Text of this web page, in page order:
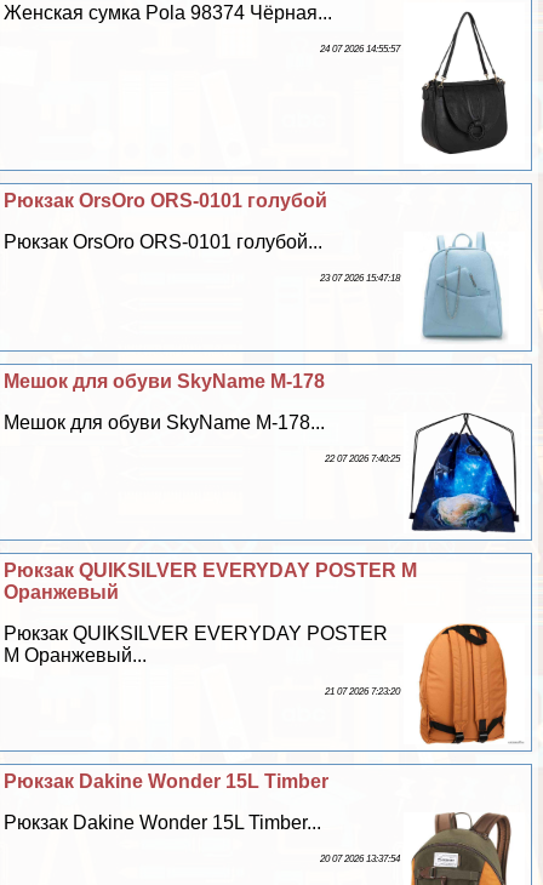
Женская сумка Pola 98374 Чёрная...
24 07 2026 14:55:57
Рюкзак OrsOro ORS-0101 гoлyбой
Рюкзак OrsOro ORS-0101 гoлyбой...
23 07 2026 15:47:18
Мешок для обуви SkyName M-178
Мешок для обуви SkyName M-178...
22 07 2026 7:40:25
Рюкзак QUIKSILVER EVERYDAY POSTER M
Оранжевый
Рюкзак QUIKSILVER EVERYDAY POSTER
M Оранжевый...
21 07 2026 7:23:20
Рюкзак Dakine Wonder 15L Timber
Рюкзак Dakine Wonder 15L Timber...
20 07 2026 13:37:54